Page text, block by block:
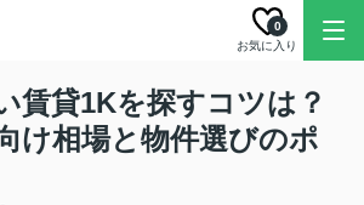
お気に入り
0
賃貸1Kを探すコツは？
け相場と物件選びのポ